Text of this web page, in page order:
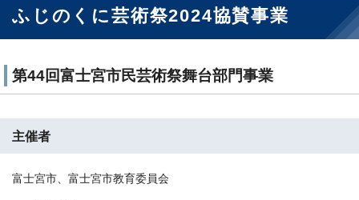
ふじのくに芸術祭2024協賛事業
第44回富士宮市民芸術祭舞台部門事業
主催者
富士宮市、富士宮市教育委員会